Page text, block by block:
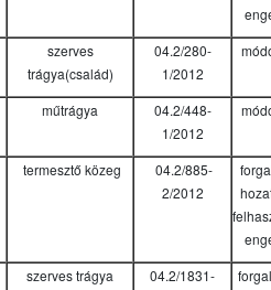
szerves
trágya(család)
04.2/280-
1/2012
műtrágya
04.2/448-
1/2012
termesztő közeg
04.2/885-
2/2012
szerves trágya
04.2/1831-